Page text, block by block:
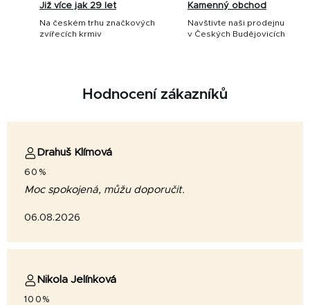
Již více jak 29 let
Na českém trhu značkových
zvířecích krmiv
Kamenný obchod
Navštivte naši prodejnu
v Českých Budějovicích
Hodnocení zákazníků
Drahuš Klímová
60%
Moc spokojená, můžu doporučit.
06.08.2026
Nikola Jelínková
100%